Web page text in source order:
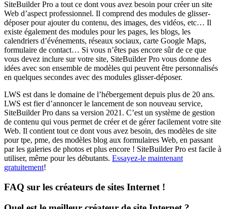
SiteBuilder Pro a tout ce dont vous avez besoin pour créer un site
Web d’aspect professionnel. Il comprend des modules de glisser-
déposer pour ajouter du contenu, des images, des vidéos, etc… Il
existe également des modules pour les pages, les blogs, les
calendriers d’événements, réseaux sociaux, carte Google Maps,
formulaire de contact… Si vous n’êtes pas encore sûr de ce que
vous devez inclure sur votre site, SiteBuilder Pro vous donne des
idées avec son ensemble de modèles qui peuvent être personnalisés
en quelques secondes avec des modules glisser-déposer.
LWS est dans le domaine de l’hébergement depuis plus de 20 ans.
LWS est fier d’annoncer le lancement de son nouveau service,
SiteBuilder Pro dans sa version 2021. C’est un système de gestion
de contenu qui vous permet de créer et de gérer facilement votre site
Web. Il contient tout ce dont vous avez besoin, des modèles de site
pour tpe, pme, des modèles blog aux formulaires Web, en passant
par les galeries de photos et plus encore ! SiteBuilder Pro est facile à
utiliser, même pour les débutants. Essayez-le maintenant
gratuitement!
FAQ sur les créateurs de sites Internet !